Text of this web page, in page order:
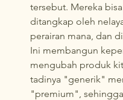
tersebut. Mereka
ditangkap oleh
perairan mana, dan
Ini membangun
mengubah produk
tadinya "generik"
"premium",